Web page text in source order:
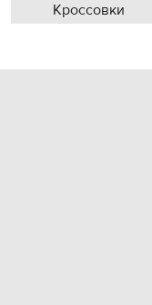
Кроссовки